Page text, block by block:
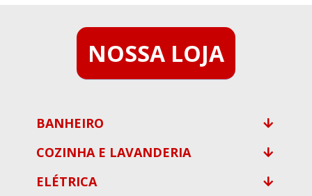
NOSSA LOJA
BANHEIRO
COZINHA E LAVANDERIA
ELÉTRICA